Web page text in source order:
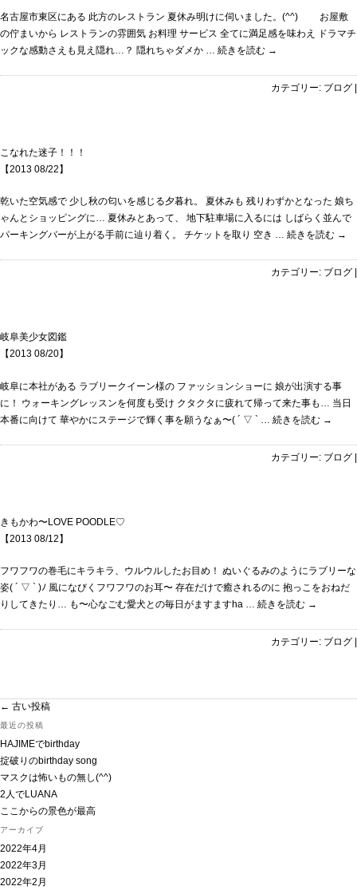
名古屋市東区にある 此方のレストラン 夏休み明けに伺いました。(^^) お屋敷
の佇まいから レストランの雰囲気 お料理 サービス 全てに満足感を味わえ ドラマチ
ックな感動さえも見え隠れ…？ 隠れちゃダメか … 続きを読む →
カテゴリー: ブログ |
こなれた迷子！！！
【2013 08/22】
乾いた空気感で 少し秋の匂いを感じる夕暮れ。 夏休みも 残りわずかとなった 娘ち
ゃんとショッピングに… 夏休みとあって、 地下駐車場に入るには しばらく並んで
パーキングバーが上がる手前に辿り着く。 チケットを取り 空き … 続きを読む →
カテゴリー: ブログ
岐阜美少女図鑑
【2013 08/20】
岐阜に本社がある ラブリークイーン様の ファッションショーに 娘が出演する事
に！ ウォーキングレッスンを何度も受け クタクタに疲れて帰って来た事も… 当日
本番に向けて 華やかにステージで輝く事を願うなぁ〜( ´ ▽ ` … 続きを読む →
カテゴリー: ブログ |
きもかわ〜LOVE POODLE♡
【2013 08/12】
フワフワの巻毛にキラキラ、ウルウルしたお目め！ ぬいぐるみのようにラブリーな
姿( ´ ▽ ` )ﾉ 風になびくフワフワのお耳〜 存在だけで癒されるのに 抱っこをおねだ
りしてきたり… も〜心なごむ愛犬との毎日がますますha … 続きを読む →
カテゴリー: ブログ
← 古い投稿
最近の投稿
HAJIMEでbirthday
掟破りのbirthday song
マスクは怖いもの無し(^^)
2人でLUANA
ここからの景色が最高
アーカイブ
2022年4月
2022年3月
2022年2月